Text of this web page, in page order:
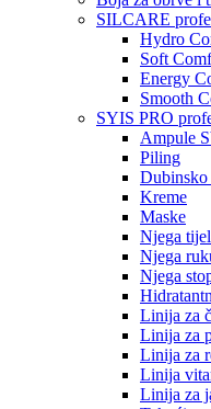
SILCARE
Hydro
Soft
Energy
Smooth
SYIS PRO
Ampule
Piling
Dubinsko
Kreme
Maske
Njega
Njega
Njega
Linija za
Linija za
Linija za
Linija
Linija za